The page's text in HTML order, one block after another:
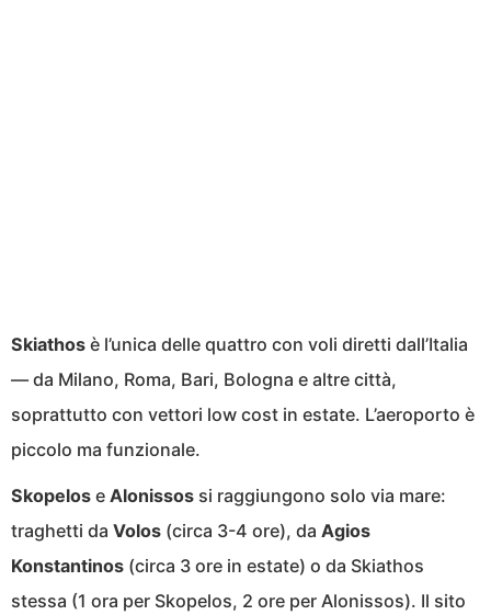
Skiathos è l’unica delle quattro con voli diretti dall’Italia
— da Milano, Roma, Bari, Bologna e altre città,
soprattutto con vettori low cost in estate. L’aeroporto è
piccolo ma funzionale.
Skopelos e Alonissos si raggiungono solo via mare:
traghetti da Volos (circa 3-4 ore), da Agios
Konstantinos (circa 3 ore in estate) o da Skiathos
stessa (1 ora per Skopelos, 2 ore per Alonissos). Il sito